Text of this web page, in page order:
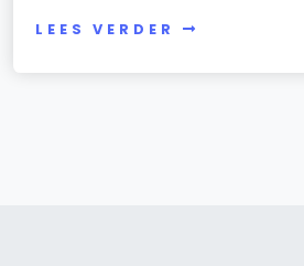
LEES VERDER